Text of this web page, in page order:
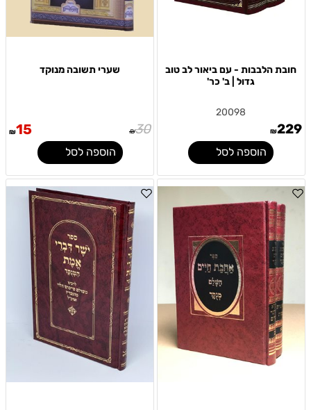
חובת הלבבות - עם ביאור לב טוב
גדול | ב' כר'
20098
₪229
הוספה לסל
שערי תשובה מנוקד
₪30
₪15
הוספה לסל